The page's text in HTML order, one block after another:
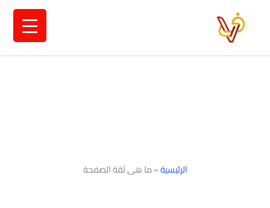
الرئيسية»ما هى ثقة الصفحة